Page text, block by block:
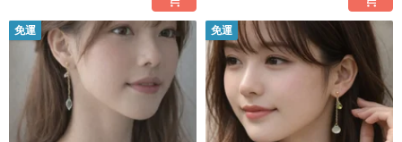
免運 免運